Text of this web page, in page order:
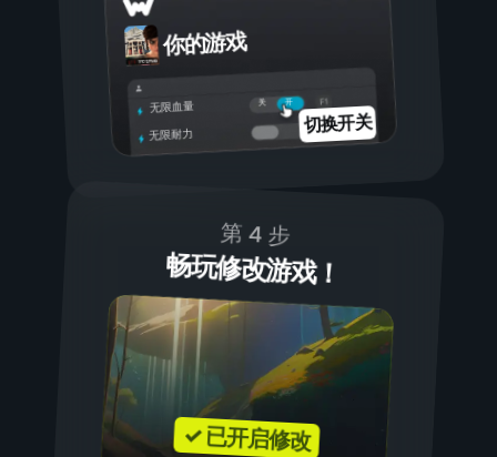
你的游戏
开
关
无限血量
无限耐力
切换开关
第 4 步
畅玩修改游戏！
✓ 已开启修改